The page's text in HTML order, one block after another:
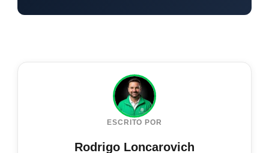
ESCRITO POR
Rodrigo Loncarovich